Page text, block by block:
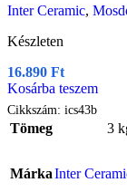
Inter Ceramic,
Készleten
16.890 Ft
Kosárba teszem
Cikkszám: ics43b
Tömeg 3
MárkaInter